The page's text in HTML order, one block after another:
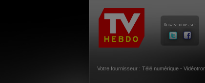
Votre fournisseur : Télé numérique -